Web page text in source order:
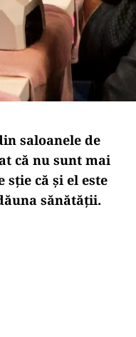
saloanele de
că nu sunt mai
sție că și el este
sănătății.